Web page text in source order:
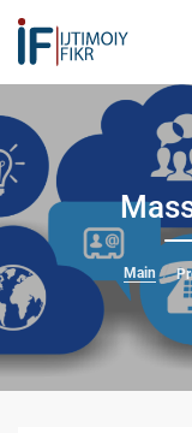
Main